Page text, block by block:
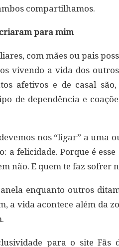
compartilhamos.
para mim
com mães ou pais
vivendo a vida dos
afetivos e de casal
de dependência e
nos “ligar” a uma
a felicidade. Porque é
não. E quem te faz sofrer
enquanto outros
a vida acontece além da
para o site Fãs